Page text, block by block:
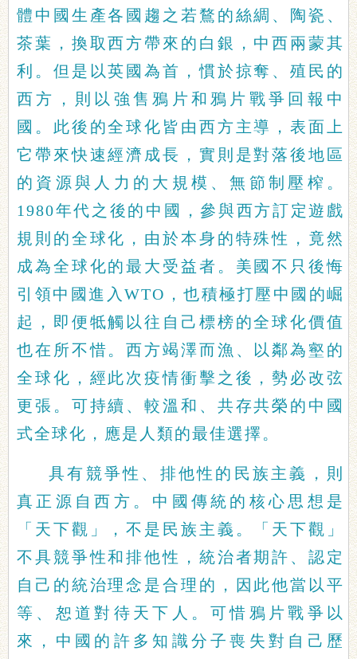
體中國生產各國趨之若鶩的絲綢、陶瓷、
茶葉，換取西方帶來的白銀，中西兩蒙其
利。但是以英國為首，慣於掠奪、殖民的
西方，則以強售鴉片和鴉片戰爭回報中
國。此後的全球化皆由西方主導，表面上
它帶來快速經濟成長，實則是對落後地區
的資源與人力的大規模、無節制壓榨。
1980年代之後的中國，參與西方訂定遊戲
規則的全球化，由於本身的特殊性，竟然
成為全球化的最大受益者。美國不只後悔
引領中國進入WTO，也積極打壓中國的崛
起，即便牴觸以往自己標榜的全球化價值
也在所不惜。西方竭澤而漁、以鄰為壑的
全球化，經此次疫情衝擊之後，勢必改弦
更張。可持續、較溫和、共存共榮的中國
式全球化，應是人類的最佳選擇。
具有競爭性、排他性的民族主義，則
真正源自西方。中國傳統的核心思想是
「天下觀」，不是民族主義。「天下觀」
不具競爭性和排他性，統治者期許、認定
自己的統治理念是合理的，因此他當以平
等、恕道對待天下人。可惜鴉片戰爭以
來，中國的許多知識分子喪失對自己歷